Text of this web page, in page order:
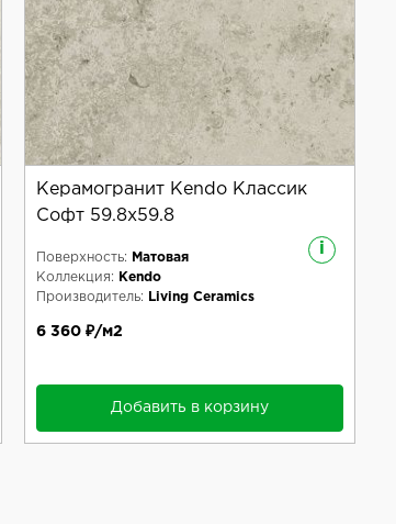
Керамогранит Kendo Классик
Софт 59.8x59.8
i
Поверхность:
Матовая
Коллекция:
Kendo
Производитель:
Living Ceramics
6 360 ₽/м2
Добавить в корзину